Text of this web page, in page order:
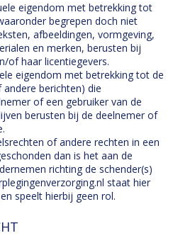
eigendom met betrekking tot
begrepen doch niet
afbeeldingen, vormgeving,
en merken, berusten bij
of haar licentiegevers.
eigendom met betrekking tot de
berichten) die
of een gebruiker van de
berusten bij de deelnemer of
of andere rechten in een
dan is het aan de
richting de schender(s)
staat hier
speelt hierbij geen rol.